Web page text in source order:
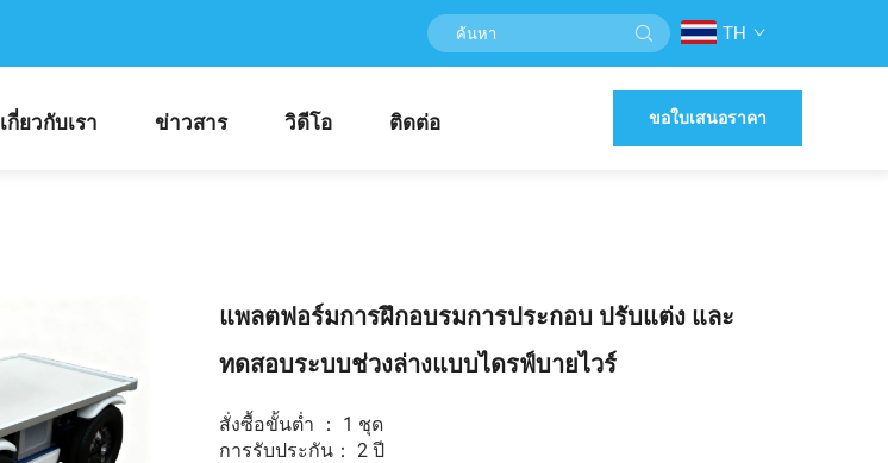
TH
เกี่ยวกับเรา ข่าวสาร วิดีโอ ติดต่อ ขอใบเสนอราคา
แพลตฟอร์มการฝึกอบรมการประกอบ ปรับแต่ง และ
ทดสอบระบบช่วงล่างแบบไดรฟ์บายไวร์
สั่งซื้อขั้นต่ำ ： 1 ชุด
การรับประกัน： 2 ปี